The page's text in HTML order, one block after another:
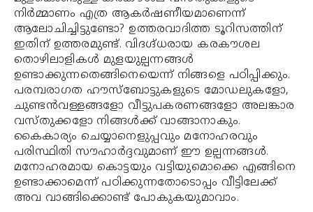
നിര്‍മ്മാണം എത്ര ആകര്‍ഷണീയമാണെന്ന്
ആലോചിച്ചിട്ടുണ്ടോ? ഉത്തരവാദിത്ത ടൂറിസത്തിന്
ഇതിന് ഉത്തരമുണ്ട്. വിദഗ്ദ്ധരായ കരകൗശല
തൊഴിലാളികള്‍ മുളയുല്പന്നങ്ങള്‍
ഉണ്ടാക്കുന്നതെങ്ങിനെയെന്ന് നിങ്ങളെ പഠിപ്പിക്കും.
പരമ്പരാഗത ഹൗസ്‌ബോട്ടുകളുടെ മോഡലുകളോ,
ചുണ്ടന്‍വള്ളങ്ങളോ വീട്ടുപകരണങ്ങളോ അലങ്കാര
വസ്തുക്കളോ നിങ്ങള്‍ക്ക് വാങ്ങാനാകും.
കൈകാര്യം ചെയ്യാനെളുപ്പവും മനോഹരവും
പരിസ്ഥിതി സൗഹാര്‍ദ്ദവുമാണ് ഈ ഉല്പന്നങ്ങള്‍.
മനോഹരമായ കൊട്ടയും വട്ടിയുമൊക്കെ എങ്ങിനെ
ഉണ്ടാക്കാമെന്ന് പഠിക്കുന്നതോടൊപ്പം വീട്ടിലേക്ക്
അവ വാങ്ങിക്കൊണ്ട് പോകുകയുമാവാം.